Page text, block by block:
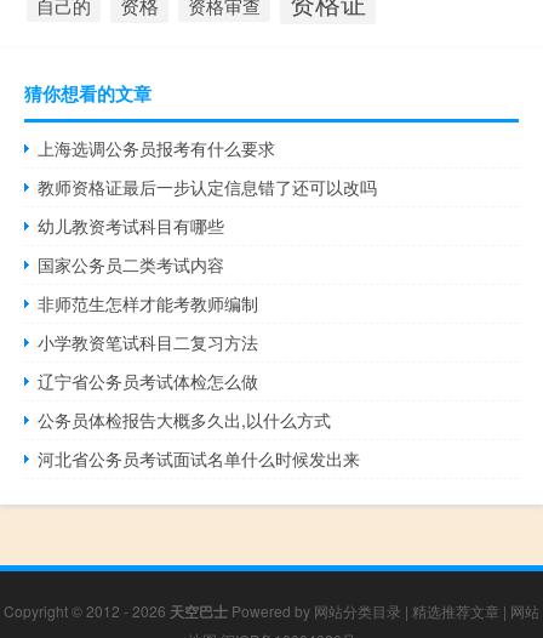
猜你想看的文章
上海选调公务员报考有什么要求
教师资格证最后一步认定信息错了还可以改吗
幼儿教资考试科目有哪些
国家公务员二类考试内容
非师范生怎样才能考教师编制
小学教资笔试科目二复习方法
辽宁省公务员考试体检怎么做
公务员体检报告大概多久出,以什么方式
河北省公务员考试面试名单什么时候发出来
Copyright © 2012 - 2026 天空巴士 Powered by 网站分类目录 | 精选推荐文章 | 网站